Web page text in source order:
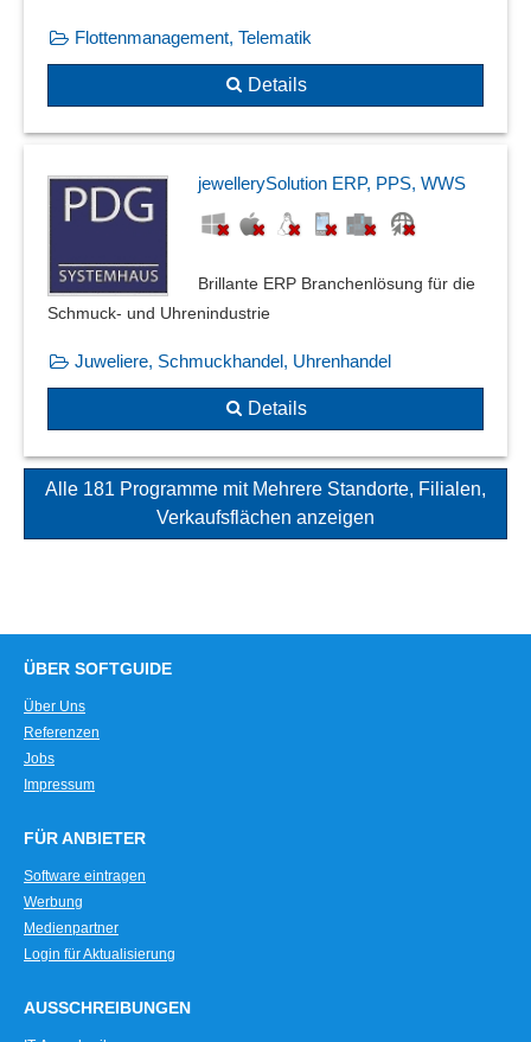
Flottenmanagement, Telematik
Details
jewellerySolution ERP, PPS, WWS
Brillante ERP Branchenlösung für die
Schmuck- und Uhrenindustrie
Juweliere, Schmuckhandel, Uhrenhandel
Details
Alle 181 Programme mit Mehrere Standorte, Filialen,
Verkaufsflächen anzeigen
ÜBER SOFTGUIDE
Über Uns
Referenzen
Jobs
Impressum
FÜR ANBIETER
Software eintragen
Werbung
Medienpartner
Login für Aktualisierung
AUSSCHREIBUNGEN